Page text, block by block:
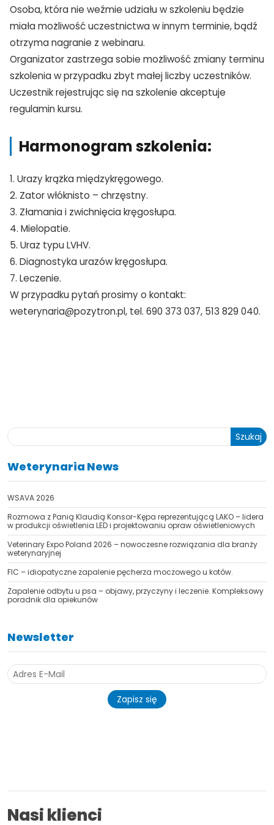
TAK, JESTEM PROFESIONALISTĄ
Nie jestem profesionalistą
Osoba, która nie weźmie udziału w szkoleniu będzie
miała możliwość uczestnictwa w innym terminie, bądź
otrzyma nagranie z webinaru.
Organizator zastrzega sobie możliwość zmiany terminu
szkolenia w przypadku zbyt małej liczby uczestników.
Uczestnik rejestrując się na szkolenie akceptuje
regulamin kursu.
Harmonogram szkolenia:
1. Urazy krążka międzykręgowego.
2. Zator włóknisto – chrzęstny.
3. Złamania i zwichnięcia kręgosłupa.
4. Mielopatie.
5. Uraz typu LVHV.
6. Diagnostyka urazów kręgosłupa.
7. Leczenie.
W przypadku pytań prosimy o kontakt:
weterynaria@pozytron.pl, tel. 690 373 037, 513 829 040.
Szukaj
Weterynaria News
WSAVA 2026
Rozmowa z Panią Klaudią Konsor-Kępa reprezentującą LAKO – lidera
w produkcji oświetlenia LED i projektowaniu opraw oświetleniowych
Veterinary Expo Poland 2026 – nowoczesne rozwiązania dla branży
weterynaryjnej
FIC – idiopatyczne zapalenie pęcherza moczowego u kotów.
Zapalenie odbytu u psa – objawy, przyczyny i leczenie. Kompleksowy
poradnik dla opiekunów
Newsletter
Zapisz się
Nasi klienci